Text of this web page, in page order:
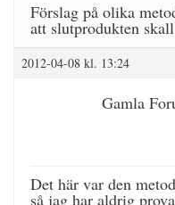
Förslag på olika
att slutprodukten
2012-04-08 kl. 13:24
Gamla
Det här var den
så jag har aldrig